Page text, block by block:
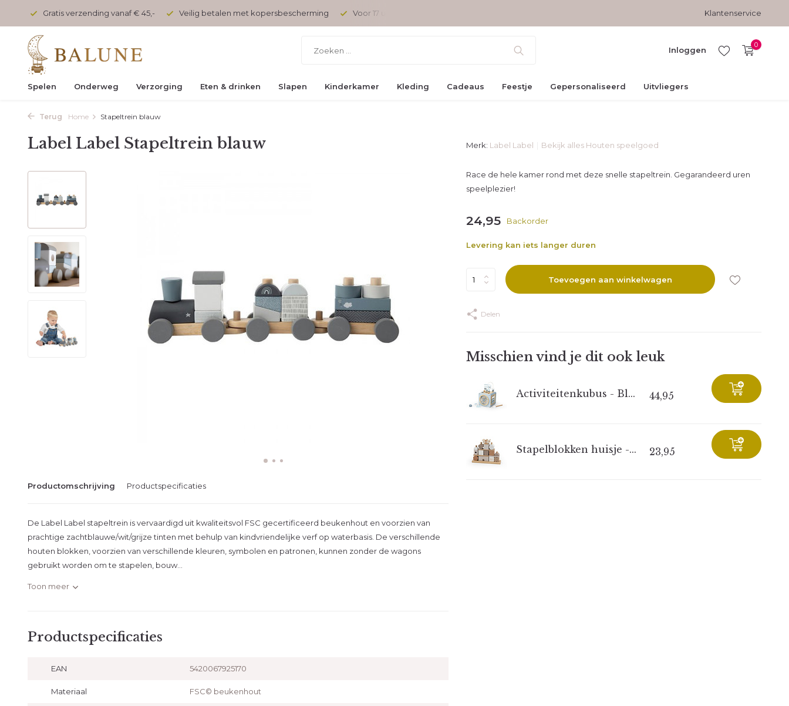
Gratis verzending vanaf € 45,- Veilig betalen met kopersbescherming Voor 17 uur besteld, vandaag verzonden Veilig betalen met
Klantenservice
Inloggen
0
Spelen Onderweg Verzorging Eten & drinken Slapen Kinderkamer Kleding Cadeaus Feestje Gepersonaliseerd Uitvliegers
Terug Home Stapeltrein blauw
Label Label Stapeltrein blauw
Productomschrijving Productspecificaties
De Label Label stapeltrein is vervaardigd uit kwaliteitsvol FSC gecertificeerd beukenhout en voorzien van
prachtige zachtblauwe/wit/grijze tinten met behulp van kindvriendelijke verf op waterbasis. De verschillende
houten blokken, voorzien van verschillende kleuren, symbolen en patronen, kunnen zonder de wagons
gebruikt worden om te stapelen, bouw...
Toon meer
Productspecificaties
EAN 5420067925170
Materiaal FSC© beukenhout
Merk: Label Label Bekijk alles Houten speelgoed
Race de hele kamer rond met deze snelle stapeltrein. Gegarandeerd uren
speelplezier!
24,95 Backorder
Levering kan iets langer duren
Toevoegen aan winkelwagen
Delen
Misschien vind je dit ook leuk
Activiteitenkubus - Bl... 44,95
Stapelblokken huisje -... 23,95